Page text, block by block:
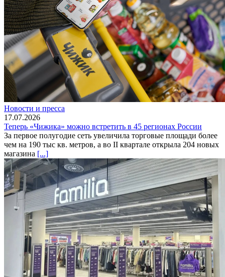
Новости и пресса
17.07.2026
Теперь «Чижика» можно встретить в 45 регионах России
За первое полугодие сеть увеличила торговые площади более
чем на 190 тыс кв. метров, а во II квартале открыла 204 новых
магазина [...]